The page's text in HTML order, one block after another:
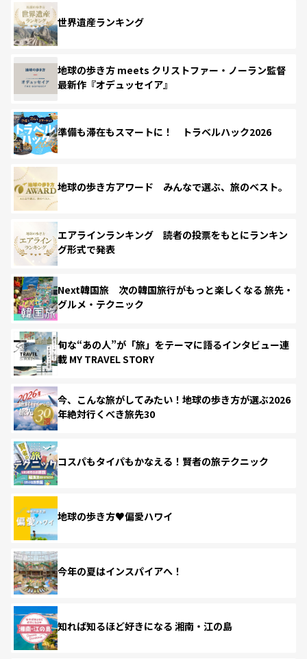
世界遺産ランキング
地球の歩き方 meets クリストファー・ノーラン監督
最新作『オデュッセイア』
準備も滞在もスマートに！ トラベルハック2026
地球の歩き方アワード みんなで選ぶ、旅のベスト。
エアラインランキング 読者の投票をもとにランキン
グ形式で発表
Next韓国旅 次の韓国旅行がもっと楽しくなる 旅先・
グルメ・テクニック
旬な“あの人”が「旅」をテーマに語るインタビュー連
載 MY TRAVEL STORY
今、こんな旅がしてみたい！地球の歩き方が選ぶ2026
年絶対行くべき旅先30
コスパもタイパもかなえる！賢者の旅テクニック
地球の歩き方♥偏愛ハワイ
今年の夏はインスパイアへ！
知れば知るほど好きになる 湘南・江の島